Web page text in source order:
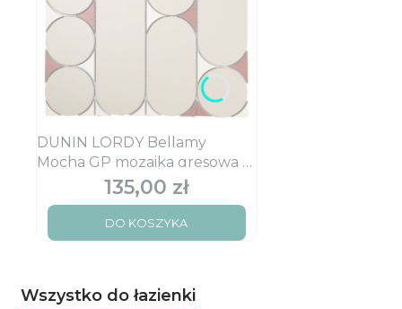
DUNIN LORDY Bellamy
Mocha GP mozaika gresowa w
kolorze bordo kawowym i
ecru
Cena
135,00 zł
DO KOSZYKA
Wszystko do łazienki